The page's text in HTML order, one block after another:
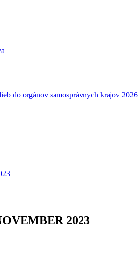
do orgánov samosprávnych krajov 2026
2023